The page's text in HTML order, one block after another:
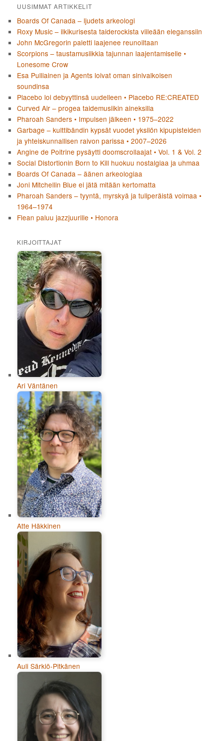
UUSIMMAT ARTIKKELIT
Boards Of Canada – ljudets arkeologi
Roxy Music – ilkikurisesta taiderockista viileään eleganssiin
John McGregorin paletti laajenee reunoiltaan
Scorpions – taustamusiikkia tajunnan laajentamiselle •
Lonesome Crow
Esa Pulliainen ja Agents loivat oman sinivalkoisen
soundinsa
Placebo loi debyyttinsä uudelleen • Placebo RE:CREATED
Curved Air – progea taidemusiikin aineksilla
Pharoah Sanders • Impulsen jälkeen • 1975–2022
Garbage – kulttibändin kypsät vuodet yksilön kipupisteiden
ja yhteiskunnallisen raivon parissa • 2007–2026
Angine de Poitrine pysäytti doomscrollaajat • Vol. 1 & Vol. 2
Social Distortionin Born to Kill huokuu nostalgiaa ja uhmaa
Boards Of Canada – äänen arkeologiaa
Joni Mitchellin Blue ei jätä mitään kertomatta
Pharoah Sanders – tyyntä, myrskyä ja tuliperäistä voimaa •
1964–1974
Flean paluu jazzjuurille • Honora
KIRJOITTAJAT
Ari Väntänen
Atte Häkkinen
Auli Särkiö-Pitkänen